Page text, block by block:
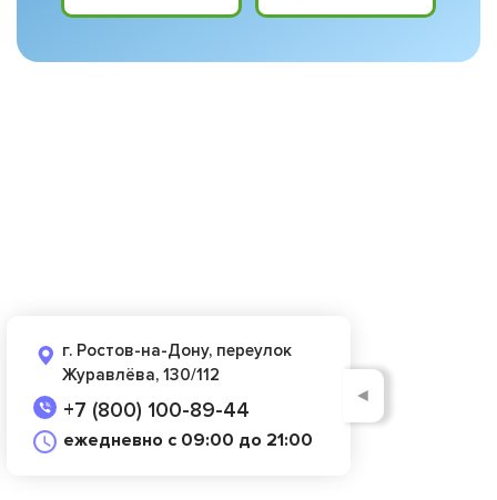
г. Ростов-на-Дону, переулок
Журавлёва, 130/112
+7 (800) 100-89-44
ежедневно с 09:00 до 21:00
◄